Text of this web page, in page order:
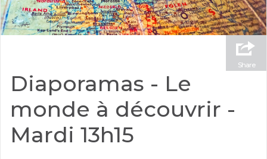
Share
Diaporamas - Le
monde à découvrir -
Mardi 13h15